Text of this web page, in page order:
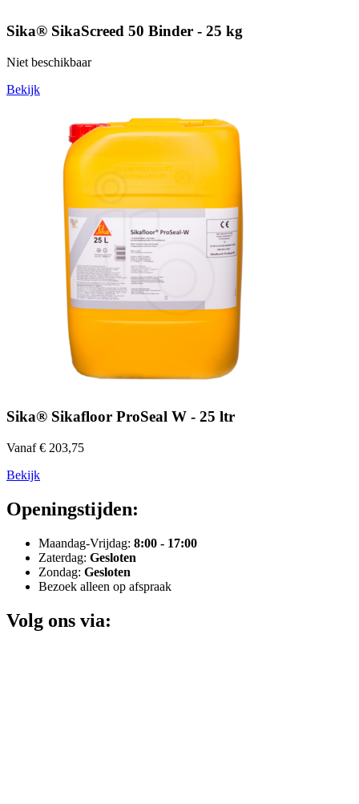
Sika® SikaScreed 50 Binder - 25 kg
Niet beschikbaar
Bekijk
Sika® Sikafloor ProSeal W - 25 ltr
Vanaf € 203,75
Bekijk
Openingstijden:
Maandag-Vrijdag: 8:00 - 17:00
Zaterdag: Gesloten
Zondag: Gesloten
Bezoek alleen op afspraak
Volg ons via: